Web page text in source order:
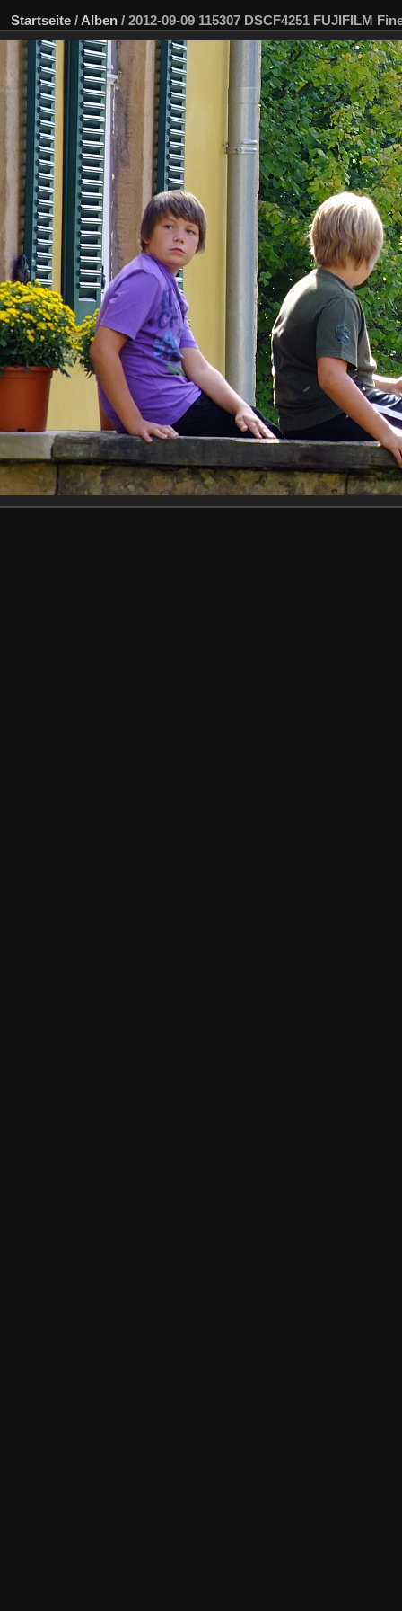
Startseite / Alben / 2012-09-09 115307 DSCF4251 FUJIFILM